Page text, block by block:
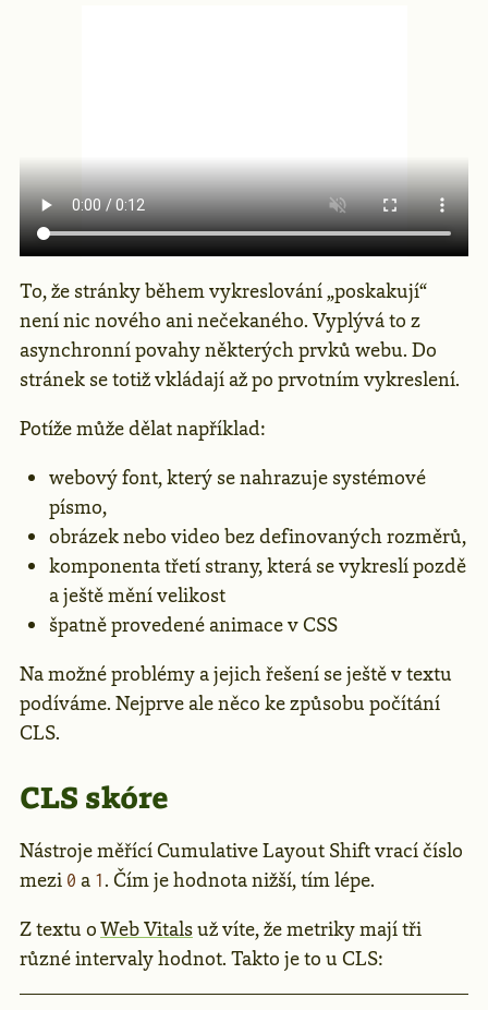
To, že stránky během vykreslování „poskakují“
není nic nového ani nečekaného. Vyplývá to z
asynchronní povahy některých prvků webu. Do
stránek se totiž vkládají až po prvotním vykreslení.
Potíže může dělat například:
webový font, který se nahrazuje systémové
písmo,
obrázek nebo video bez definovaných rozměrů,
komponenta třetí strany, která se vykreslí pozdě
a ještě mění velikost
špatně provedené animace v CSS
Na možné problémy a jejich řešení se ještě v textu
podíváme. Nejprve ale něco ke způsobu počítání
CLS.
CLS skóre
Nástroje měřící Cumulative Layout Shift vrací číslo
mezi 0 a 1 . Čím je hodnota nižší, tím lépe.
Z textu oWeb Vitalsuž víte, že metriky mají tři
různé intervaly hodnot. Takto je to u CLS: